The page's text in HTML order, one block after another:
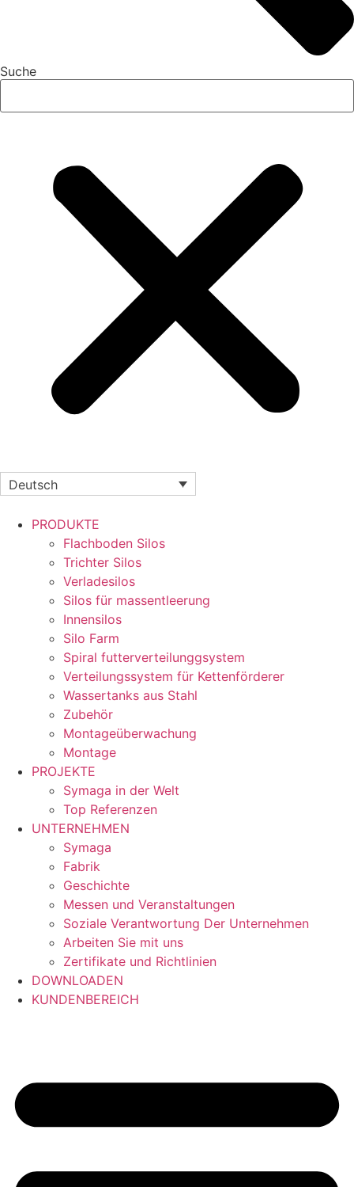
Suche
Deutsch
PRODUKTE
Flachboden Silos
Trichter Silos
Verladesilos
Silos für massentleerung
Innensilos
Silo Farm
Spiral futterverteilunggsystem
Verteilungssystem für Kettenförderer
Wassertanks aus Stahl
Zubehör
Montageüberwachung
Montage
PROJEKTE
Symaga in der Welt
Top Referenzen
UNTERNEHMEN
Symaga
Fabrik
Geschichte
Messen und Veranstaltungen
Soziale Verantwortung Der Unternehmen
Arbeiten Sie mit uns
Zertifikate und Richtlinien
DOWNLOADEN
KUNDENBEREICH